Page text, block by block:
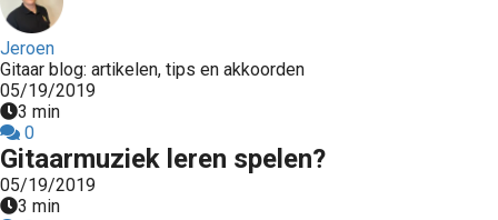
Jeroen
Gitaar blog: artikelen, tips en akkoorden
05/19/2019
3 min
0
Gitaarmuziek leren spelen?
05/19/2019
3 min